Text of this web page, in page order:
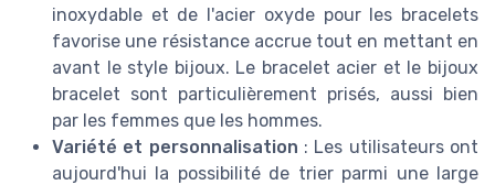
inoxydable et de l'acier oxyde pour les bracelets
favorise une résistance accrue tout en mettant en
avant le style bijoux. Le bracelet acier et le bijoux
bracelet sont particulièrement prisés, aussi bien
par les femmes que les hommes.
Variété et personnalisation : Les utilisateurs ont
aujourd'hui la possibilité de trier parmi une large